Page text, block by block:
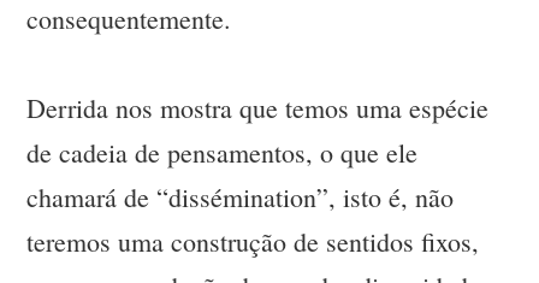
consequentemente.
Derrida nos mostra que temos uma espécie
de cadeia de pensamentos, o que ele
chamará de “dissémination”, isto é, não
teremos uma construção de sentidos fixos,